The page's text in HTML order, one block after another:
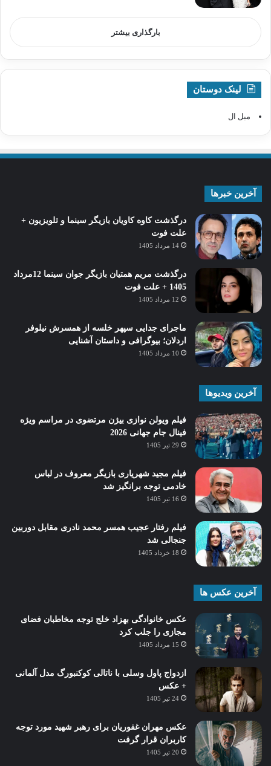
بارگذاری بیشتر
لینک دوستان
مبل ال
آخرین خبرها
درگذشت کاوه کاویان بازیگر سینما و تلویزیون +
علت فوت
14 مرداد 1405
درگذشت مریم همتیان بازیگر جوان سینما 12مرداد
1405 + علت فوت
12 مرداد 1405
ماجرای جدایی سپهر خلسه از همسرش نیلوفر
اردلان؛ بیوگرافی و داستان آشنایی
10 مرداد 1405
آخرین ویدیوها
فیلم ویولن نوازی بیژن مرتضوی در مراسم ویژه
فینال جام جهانی 2026
29 تیر 1405
فیلم مجید شهریاری بازیگر معروف در لباس
خادمی توجه برانگیز شد
16 تیر 1405
فیلم رفتار عجیب همسر محمد نادری مقابل دوربین
جنجالی شد
18 خرداد 1405
آخرین عکس ها
عکس خانوادگی بهزاد خلج توجه مخاطبان فضای
مجازی را جلب کرد
15 مرداد 1405
ازدواج پاول وسلی با ناتالی کوکنبورگ مدل آلمانی
+ عکس
24 تیر 1405
عکس مهران غفوریان برای رهبر شهید مورد توجه
کاربران قرار گرفت
20 تیر 1405